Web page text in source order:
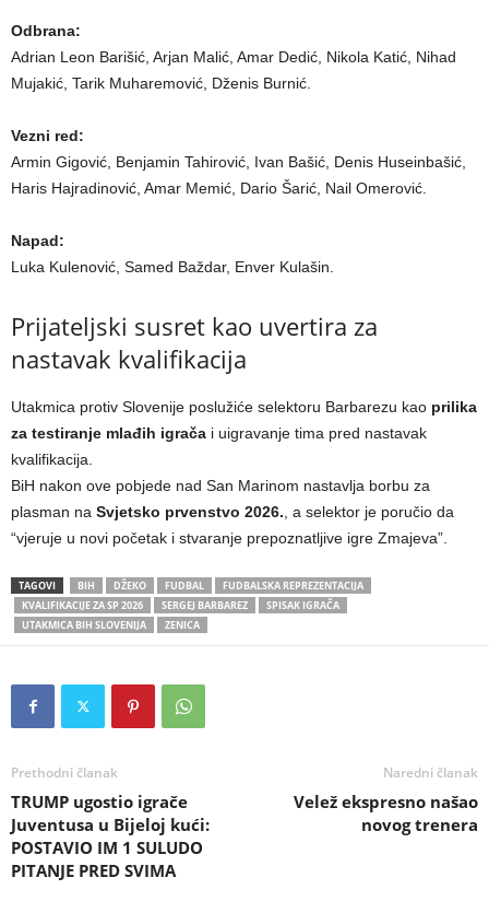
Odbrana:
Adrian Leon Barišić, Arjan Malić, Amar Dedić, Nikola Katić, Nihad
Mujakić, Tarik Muharemović, Dženis Burnić.
Vezni red:
Armin Gigović, Benjamin Tahirović, Ivan Bašić, Denis Huseinbašić,
Haris Hajradinović, Amar Memić, Dario Šarić, Nail Omerović.
Napad:
Luka Kulenović, Samed Baždar, Enver Kulašin.
Prijateljski susret kao uvertira za
nastavak kvalifikacija
Utakmica protiv Slovenije poslužiće selektoru Barbarezu kao prilika
za testiranje mlađih igrača i uigravanje tima pred nastavak
kvalifikacija.
BiH nakon ove pobjede nad San Marinom nastavlja borbu za
plasman na Svjetsko prvenstvo 2026., a selektor je poručio da
“vjeruje u novi početak i stvaranje prepoznatljive igre Zmajeva”.
TAGOVI BIH DŽEKO FUDBAL
FUDBALSKA REPREZENTACIJA
KVALIFIKACIJE ZA SP 2026
SERGEJ BARBAREZ
SPISAK IGRAČA
UTAKMICA BIH SLOVENIJA
ZENICA
Prethodni članak
TRUMP ugostio igrače
Juventusa u Bijeloj kući:
POSTAVIO IM 1 SULUDO
PITANJE PRED SVIMA
Naredni članak
Velež ekspresno našao
novog trenera